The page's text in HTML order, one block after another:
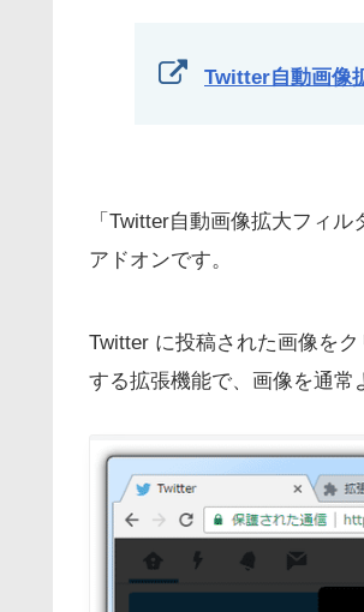
Twitter自動画像
「Twitter自動画像拡大フィ
アドオンです。
Twitter に投稿された画像を
する拡張機能で、画像を通常